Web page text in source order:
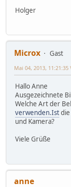
Holger
Microx
Gast
Mai 04, 2013, 11:21:35
Hallo Anne
Ausgezeichnete
Welche Art der
verwenden.Ist
und Kamera?
Viele Grüße
anne